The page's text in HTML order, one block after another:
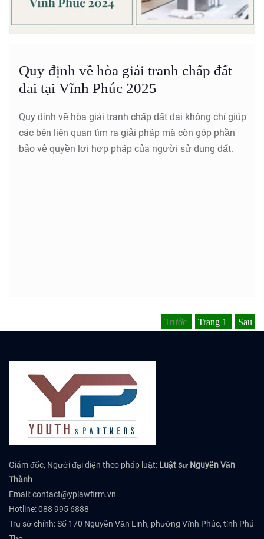
Quy định về hòa giải tranh chấp đất
đai tại Vĩnh Phúc 2025
Quy định về hòa giải tranh chấp đất đai không chỉ giúp
các bên liên quan tìm ra giải pháp mà còn góp phần
bảo vệ quyền lợi hợp pháp của người sử dụng đất.
Trước Trang 1 Sau
Giám đốc, Người đại diện theo pháp luật: Luật sư Nguyễn Văn
Thành
Email:contact@yplawfirm.vn
Hotline: 088 995 6888
Trụ sở chính: Số 170 Nguyễn Văn Linh, phường Vĩnh Phúc, tỉnh Phú